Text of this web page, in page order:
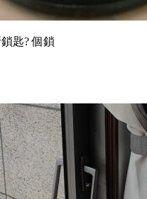
匙? 個鎖